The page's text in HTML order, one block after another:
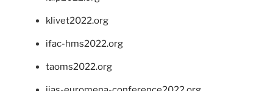
klivet2022.org
ifac-hms2022.org
taoms2022.org